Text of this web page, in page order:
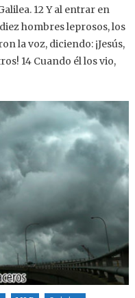
12 Y al entrar en
hombres leprosos, los
la voz, diciendo: ¡Jesús,
14 Cuando él los vio,